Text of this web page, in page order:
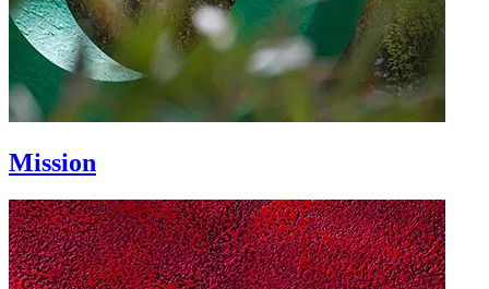
Mission